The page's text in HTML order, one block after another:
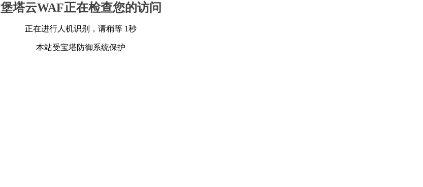
堡塔云WAF正在检查您的访问
正在进行人机识别，请稍等 1秒
本站受宝塔防御系统保护